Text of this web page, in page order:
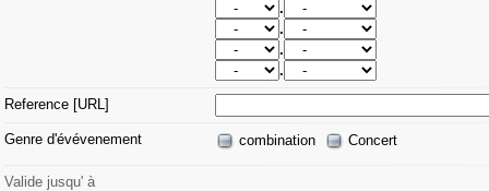
.
.
.
.
Reference [URL]
Genre d'évévenement combination Concert
Valide jusqu' à